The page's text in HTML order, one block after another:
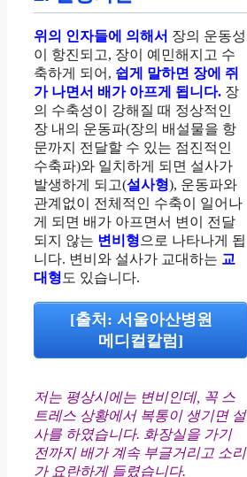
위의 인자들에 의해서 장의 운동성
이 항진되고, 장이 예민해지고 수
축하게 되어, 쉽게 말하면 장에 쥐
가 나면서 배가 아프게 됩니다. 장
의 수축성이 강해질 때 정상적인
장 내의 운동파(장의 배설물을 항
문까지 전달할 수 있는 점진적인
수축파)와 일치하게 되면 설사가
발생하게 되고(설사형), 운동파와
관계없이 전체적인 수축이 일어나
게 되면 배가 아프면서 변이 전달
되지 않는 변비형 으로 나타나게 됩
니다. 변비와 설사가 교대하는 교
대형 도 있습니다.
[출처: 서울아산병원
메디컬칼럼]
저는 평상시에는 변비인데, 꼭 스
트레스 상황에서 복통이 생기면 설
사를 하였습니다. 화장실을 가기
전까지 배가 계속 부글거리고 소리
가 요란하게 들렸습니다.